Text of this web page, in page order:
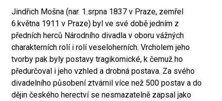
Jindřich Mošna (nar. 1.srpna 1837 v Praze, zemřel
6.května 1911 v Praze) byl ve své době jedním z
předních herců Národního divadla v oboru vážných
charakterních rolí i rolí veseloherních. Vrcholem jeho
tvorby pak byly postavy tragikomické, k čemuž ho
předurčoval i jeho vzhled a drobná postava. Za svého
divadelního působení ztvárnil více než 500 postav a do
dějin českého herectví se nesmazatelně zapsal jako